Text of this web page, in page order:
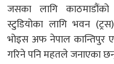
जसका लागि काठमाडौंको
स्टुडियोका लागि भवन
भोइस अफ नेपाल कान्तिपुर
गरिने पनि महतले जनाएका